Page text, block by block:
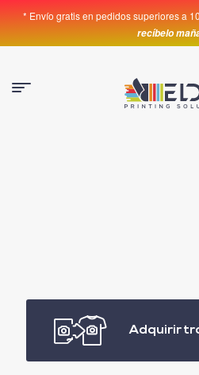
* Envío gratis en pedidos superiores a
recíbelo
Adquirir